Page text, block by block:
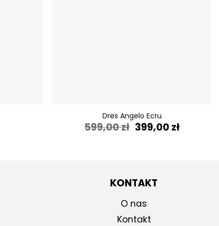
Dres Angelo Ecru
599,00zł Pierwotna
cena
399,00 zł
KONTAKT
O nas
Kontakt